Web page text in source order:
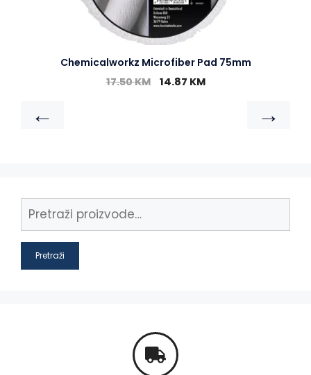
Chemicalworkz Microfiber Pad 75mm
17.50KM 14.87 KM
← →
Pretraži